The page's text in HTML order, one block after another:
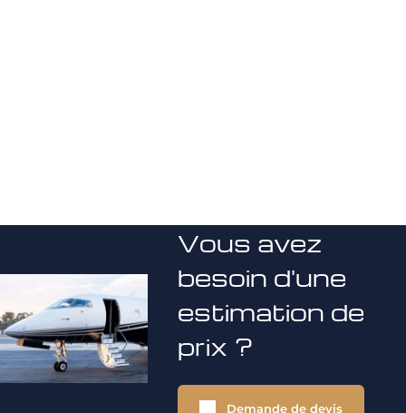
Vous avez
besoin d'une
estimation de
prix ?
Demande de devis